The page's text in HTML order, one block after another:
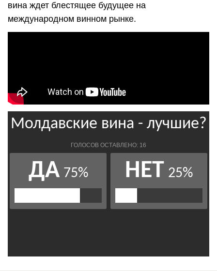
вина ждет блестящее будущее на
международном винном рынке.